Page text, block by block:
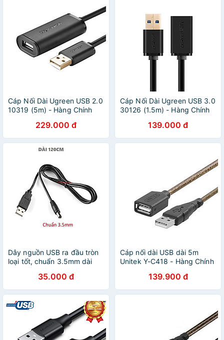
Cáp Nối Dài Ugreen USB 2.0
10319 (5m) - Hàng Chính
229.000 đ
Cáp Nối Dài Ugreen USB 3.0
30126 (1.5m) - Hàng Chính
139.000 đ
Dây nguồn USB ra đầu tròn
loại tốt, chuẩn 3.5mm dài
35.000 đ
Cáp nối dài USB dài 5m
Unitek Y-C418 - Hàng Chính
139.900 đ